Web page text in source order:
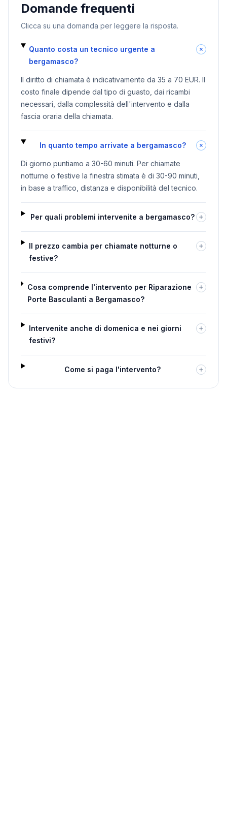
Domande frequenti
Clicca su una domanda per leggere la risposta.
Quanto costa un tecnico urgente a
bergamasco?
Il diritto di chiamata è indicativamente da 35 a 70 EUR. Il
costo finale dipende dal tipo di guasto, dai ricambi
necessari, dalla complessità dell'intervento e dalla
fascia oraria della chiamata.
In quanto tempo arrivate a bergamasco?
Di giorno puntiamo a 30-60 minuti. Per chiamate
notturne o festive la finestra stimata è di 30-90 minuti,
in base a traffico, distanza e disponibilità del tecnico.
Per quali problemi intervenite a bergamasco?
Il prezzo cambia per chiamate notturne o
festive?
Cosa comprende l'intervento per Riparazione
Porte Basculanti a Bergamasco?
Intervenite anche di domenica e nei giorni
festivi?
Come si paga l'intervento?